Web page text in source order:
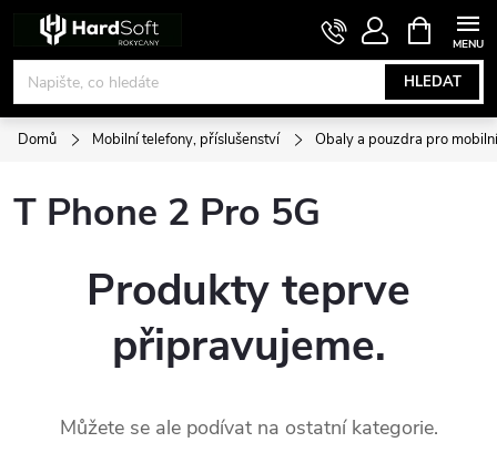
obsah
HLEDAT
NÁKUPNÍ
KOŠÍK
Domů Mobilní telefony, příslušenství Obaly a pouzdra pro
T Phone 2 Pro 5G
Produkty teprve
připravujeme.
Můžete se ale podívat na ostatní kategorie.